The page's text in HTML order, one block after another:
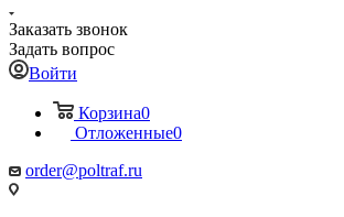
Заказать звонок
Задать вопрос
Войти
Корзина0
Отложенные0
order@poltraf.ru